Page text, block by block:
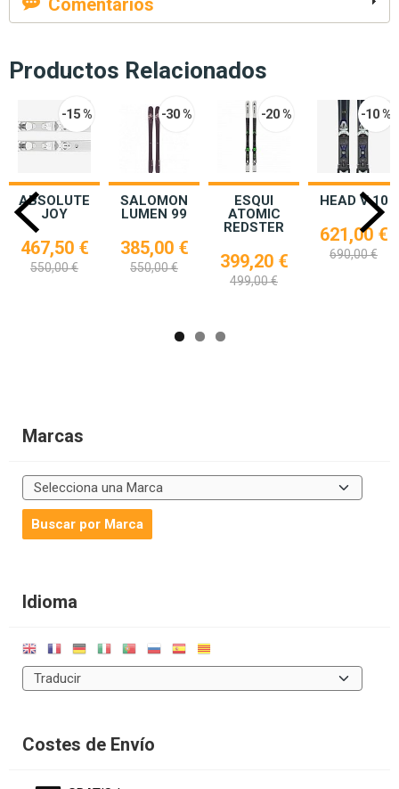
Marcas
Idioma
Costes de Envío
Comentarios
Productos Relacionados
-15 %
ABSOLUTE
JOY
467,50 €
550,00 €
-30 %
SALOMON
LUMEN 99
385,00 €
550,00 €
-20 %
ESQUI
ATOMIC
REDSTER
399,20 €
499,00 €
-10 %
HEAD V 10
621,00 €
690,00 €